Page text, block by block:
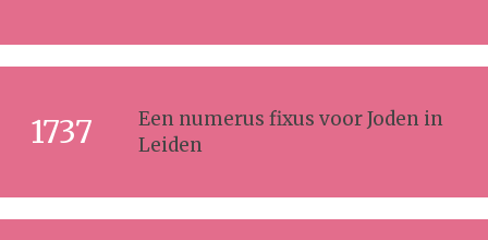
1737
Een numerus fixus voor Joden in
Leiden